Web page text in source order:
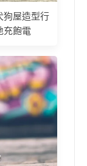
狗屋造型行
充飽電